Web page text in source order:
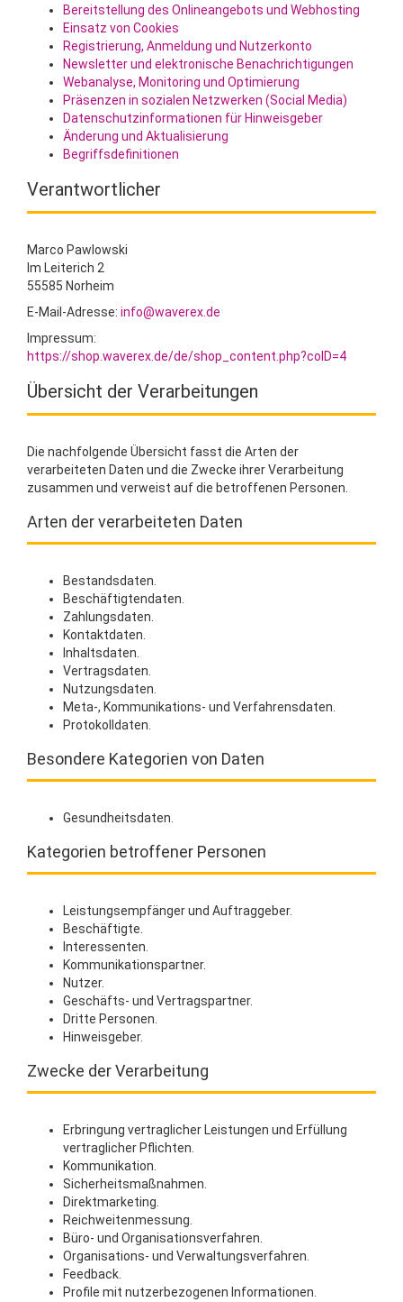
Bereitstellung des Onlineangebots und Webhosting
Einsatz von Cookies
Registrierung, Anmeldung und Nutzerkonto
Newsletter und elektronische Benachrichtigungen
Webanalyse, Monitoring und Optimierung
Präsenzen in sozialen Netzwerken (Social Media)
Datenschutzinformationen für Hinweisgeber
Änderung und Aktualisierung
Begriffsdefinitionen
Verantwortlicher
Marco Pawlowski
Im Leiterich 2
55585 Norheim
E-Mail-Adresse: info@waverex.de
Impressum:
https://shop.waverex.de/de/shop_content.php?coID=4
Übersicht der Verarbeitungen
Die nachfolgende Übersicht fasst die Arten der
verarbeiteten Daten und die Zwecke ihrer Verarbeitung
zusammen und verweist auf die betroffenen Personen.
Arten der verarbeiteten Daten
Bestandsdaten.
Beschäftigtendaten.
Zahlungsdaten.
Kontaktdaten.
Inhaltsdaten.
Vertragsdaten.
Nutzungsdaten.
Meta-, Kommunikations- und Verfahrensdaten.
Protokolldaten.
Besondere Kategorien von Daten
Gesundheitsdaten.
Kategorien betroffener Personen
Leistungsempfänger und Auftraggeber.
Beschäftigte.
Interessenten.
Kommunikationspartner.
Nutzer.
Geschäfts- und Vertragspartner.
Dritte Personen.
Hinweisgeber.
Zwecke der Verarbeitung
Erbringung vertraglicher Leistungen und Erfüllung
vertraglicher Pflichten.
Kommunikation.
Sicherheitsmaßnahmen.
Direktmarketing.
Reichweitenmessung.
Büro- und Organisationsverfahren.
Organisations- und Verwaltungsverfahren.
Feedback.
Profile mit nutzerbezogenen Informationen.